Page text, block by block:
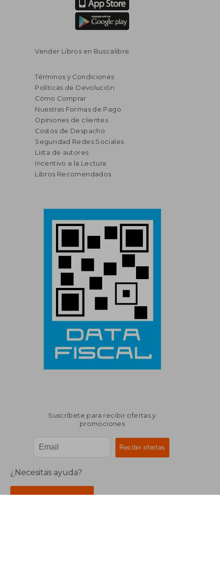
Vender Libros en Buscalibre
Términos y Condiciones
Políticas de Devolución
Cómo Comprar
Nuestras Formas de Pago
Opiniones de clientes
Costos de Despacho
Seguridad Redes Sociales
Lista de autores
Incentivo a la Lectura
Libros Recomendados
Suscríbete para recibir ofertas y
promociones
¿Necesitas ayuda?